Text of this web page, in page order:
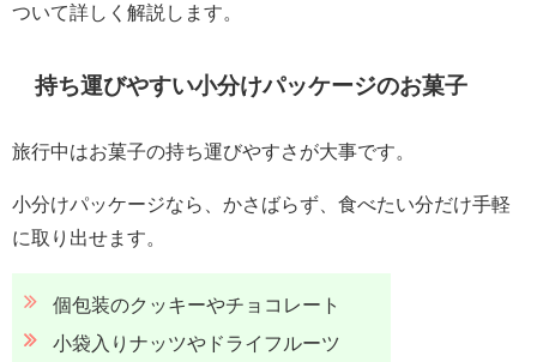
ついて詳しく解説します。
持ち運びやすい小分けパッケージのお菓子
旅行中はお菓子の持ち運びやすさが大事です。
小分けパッケージなら、かさばらず、食べたい分だけ手軽
に取り出せます。
個包装のクッキーやチョコレート
小袋入りナッツやドライフルーツ